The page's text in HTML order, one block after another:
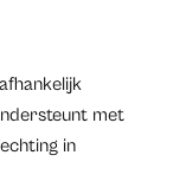
met
in